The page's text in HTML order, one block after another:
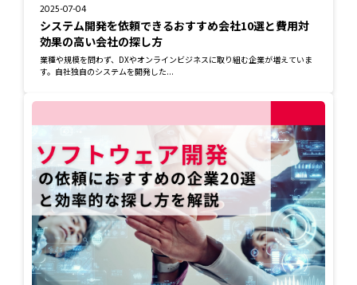
2025-07-04
システム開発を依頼できるおすすめ会社10選と費用対
効果の高い会社の探し方
業種や規模を問わず、DXやオンラインビジネスに取り組む企業が増えていま
す。自社独自のシステムを開発した...